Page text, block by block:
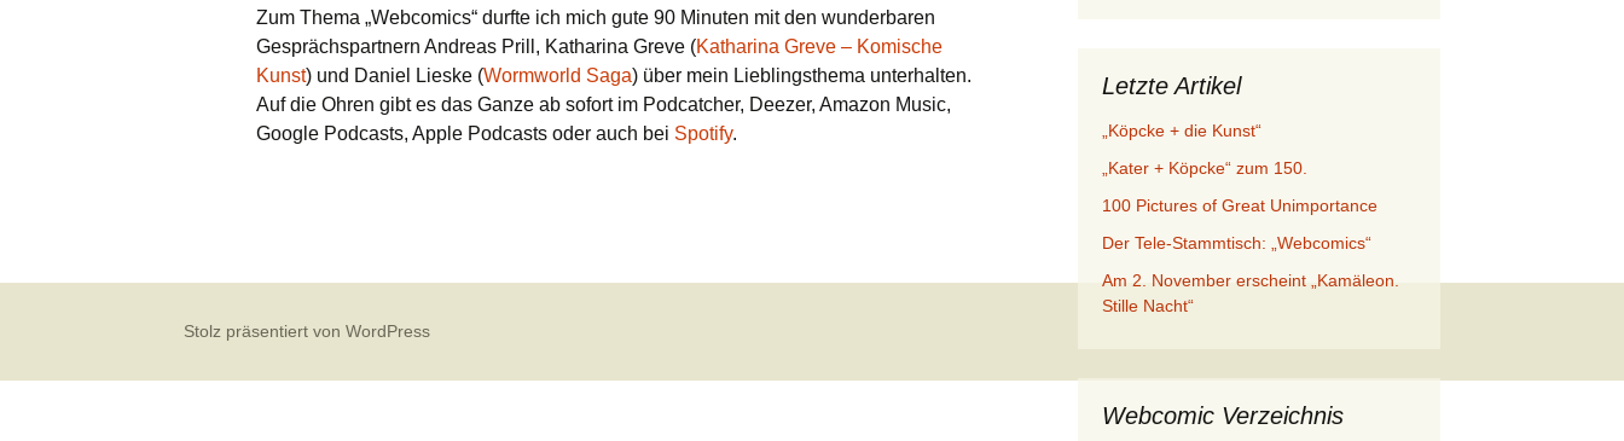
Zum Thema „Webcomics“ durfte ich mich gute 90 Minuten mit den wunderbaren
Gesprächspartnern Andreas Prill, Katharina Greve (Katharina Greve – Komische
Kunst) und Daniel Lieske (Wormworld Saga) über mein Lieblingsthema unterhalten.
Auf die Ohren gibt es das Ganze ab sofort im Podcatcher, Deezer, Amazon Music,
Google Podcasts, Apple Podcasts oder auch bei Spotify.
Letzte Artikel
„Köpcke + die Kunst“
„Kater + Köpcke“ zum 150.
100 Pictures of Great Unimportance
Der Tele-Stammtisch: „Webcomics“
Am 2. November erscheint „Kamäleon.
Stille Nacht“
Webcomic Verzeichnis
Stolz präsentiert von WordPress